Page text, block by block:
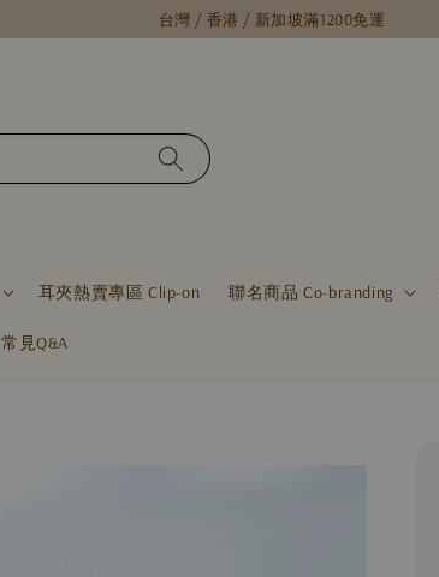
台灣 / 香港 / 新加坡滿1200免運
耳夾熱賣專區 Clip-on 聯名商品 Co-branding
常見Q&A